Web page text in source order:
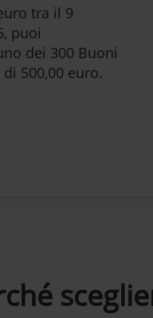
tra il 9
puoi
dei 300 Buoni
500,00 euro.